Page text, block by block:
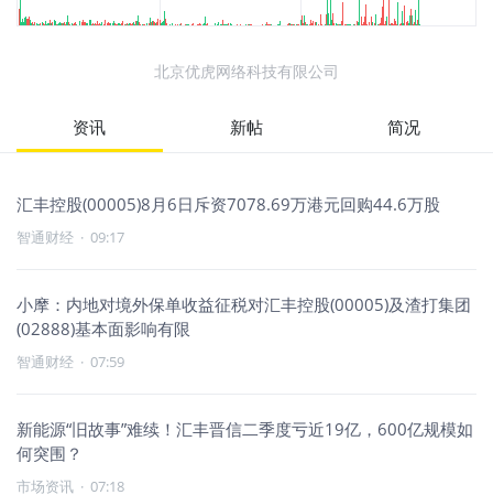
北京优虎网络科技有限公司
资讯 新帖 简况
汇丰控股(00005)8月6日斥资7078.69万港元回购44.6万股
智通财经 · 09:17
小摩：内地对境外保单收益征税对汇丰控股(00005)及渣打集团
(02888)基本面影响有限
智通财经 · 07:59
新能源“旧故事”难续！汇丰晋信二季度亏近19亿，600亿规模如
何突围？
市场资讯 · 07:18